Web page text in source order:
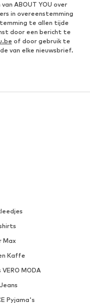
ABOUT YOU over
in overeenstemming
te allen tijde
door een bericht te
of door gebruik te
van elke nieuwsbrief.
Max
Kaffe
MODA
Pyjama's